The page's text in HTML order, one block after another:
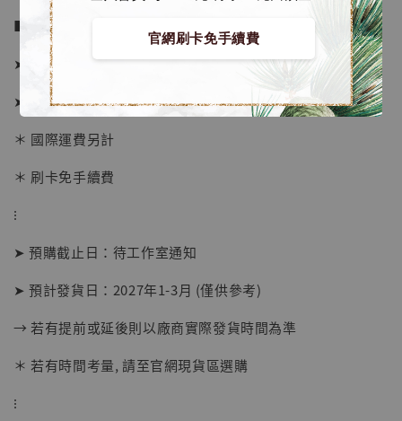
官網刷卡免手續費
【現貨】BJSTUDIO 1/6系列可動蒐藏人偶 讓
子彈飛 鵝城縣長 張麻子 [BK01]
NT$ 4,980
■ 販售資訊 (NT$)：
➤ A版本價格 8180元 (訂金3280)
➤ B版本價格 8180元 (訂金3280)
＊ 國際運費另計
＊ 刷卡免手續費
⁝
➤ 預購截止日：待工作室通知
➤ 預計發貨日：2027年1-3月 (僅供參考)
→ 若有提前或延後則以廠商實際發貨時間為準
＊ 若有時間考量, 請至官網現貨區選購
⁝